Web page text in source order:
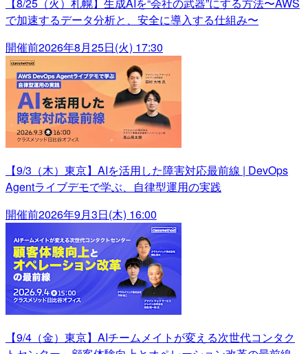
で加速するデータ分析と、安全に導入する仕組み〜
開催前2026年8月25日(火) 17:30
【9/3（木）東京】AIを活用した障害対応最前線 | DevOps
Agentライブデモで学ぶ、自律型運用の実践
開催前2026年9月3日(木) 16:00
【9/4（金）東京】AIチームメイトが変える次世代コンタク